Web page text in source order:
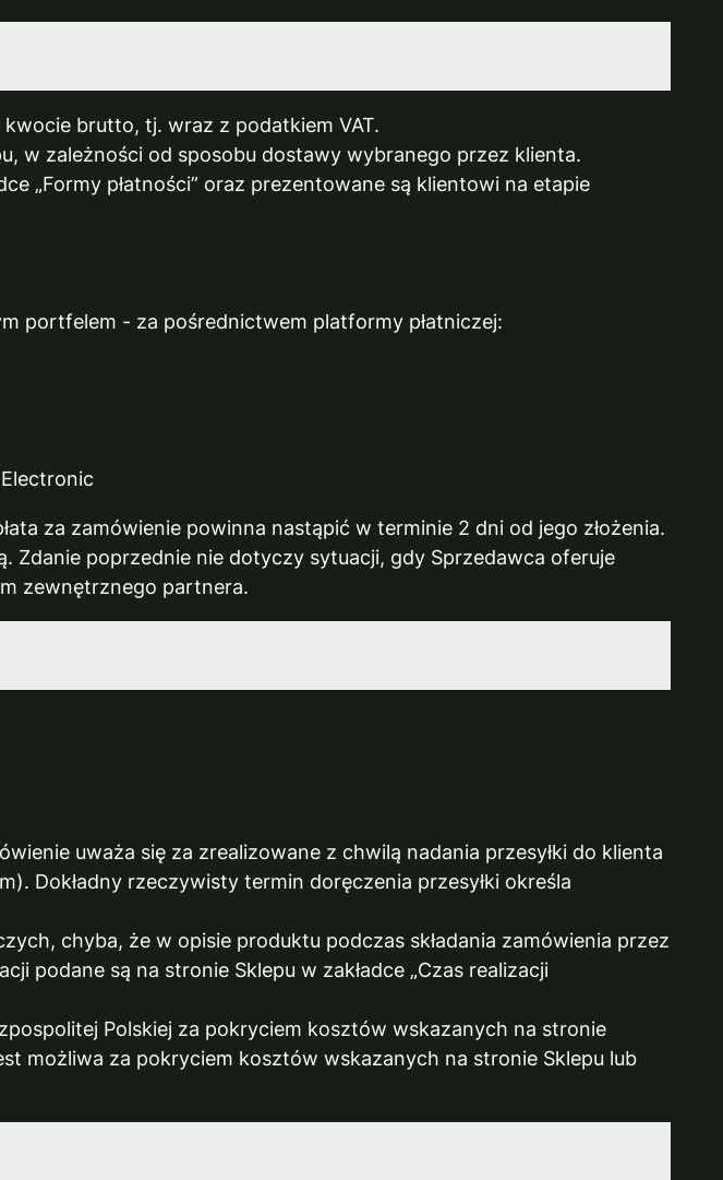
brutto, tj. wraz z podatkiem VAT.
w zależności od sposobu dostawy wybranego przez klienta.
„Formy płatności” oraz prezentowane są klientowi na etapie
portfelem - za pośrednictwem platformy płatniczej:
za zamówienie powinna nastąpić w terminie 2 dni od jego złożenia.
Zdanie poprzednie nie dotyczy sytuacji, gdy Sprzedawca oferuje
zewnętrznego partnera.
uważa się za zrealizowane z chwilą nadania przesyłki do klienta
Dokładny rzeczywisty termin doręczenia przesyłki określa
chyba, że w opisie produktu podczas składania zamówienia przez
podane są na stronie Sklepu w zakładce „Czas realizacji
Polskiej za pokryciem kosztów wskazanych na stronie
możliwa za pokryciem kosztów wskazanych na stronie Sklepu lub